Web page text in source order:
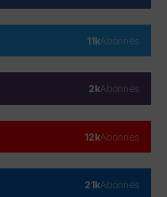
11kAbonnés
2kAbonnés
12kAbonnés
21kAbonnés